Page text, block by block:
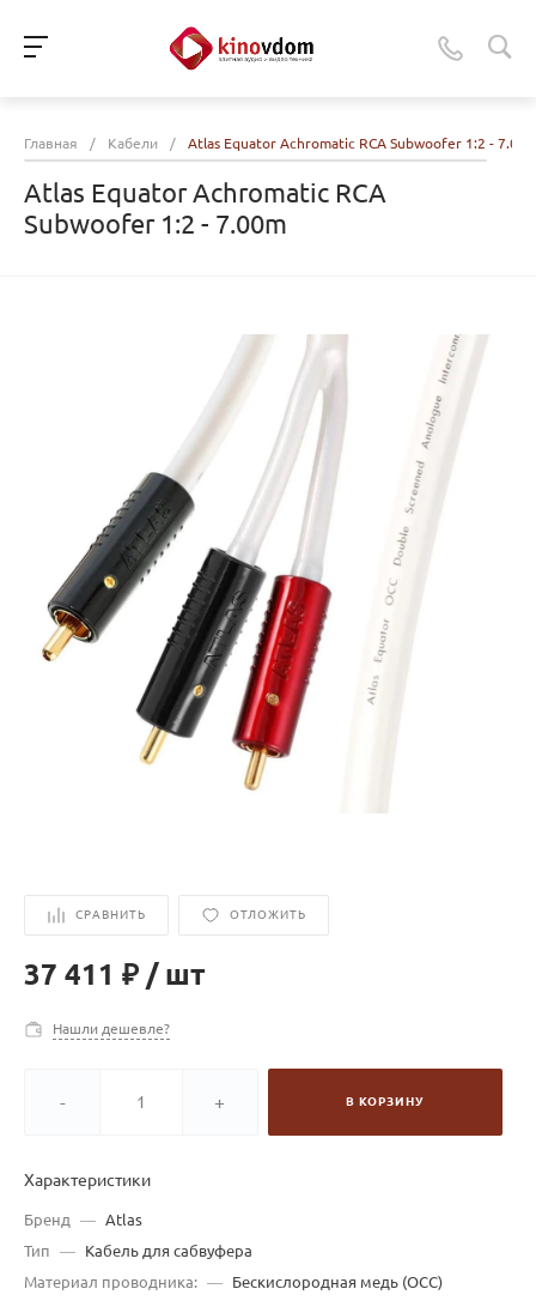
Главная / Кабели / Atlas Equator Achromatic RCA Subwoofer 1:2 -
Atlas Equator Achromatic RCA
Subwoofer 1:2 - 7.00m
СРАВНИТЬ ОТЛОЖИТЬ
37 411 ₽ / шт
Нашли дешевле?
- + В КОРЗИНУ
Характеристики
Бренд —
Atlas
Тип
—
Кабель для сабвуфера
Материал проводника: —
Беcкислородная медь (OCC)